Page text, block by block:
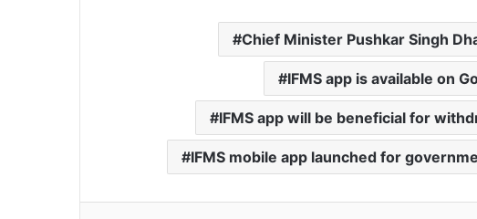
Chief Minister Pushkar Singh
IFMS app is available on
IFMS app will be beneficial for
IFMS mobile app launched for